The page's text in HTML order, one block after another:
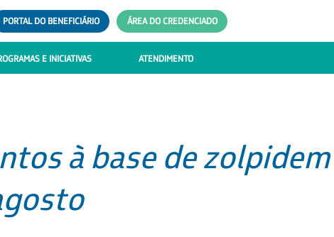
PORTAL DO BENEFICIÁRIO ÁREA DO CREDENCIADO
E INICIATIVAS ATENDIMENTO
à base de zolpidem